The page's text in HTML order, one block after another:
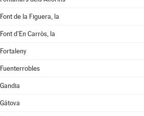
Font de la Figuera, la
Font d'En Carròs, la
Fortaleny
Fuenterrobles
Gandia
Gátova